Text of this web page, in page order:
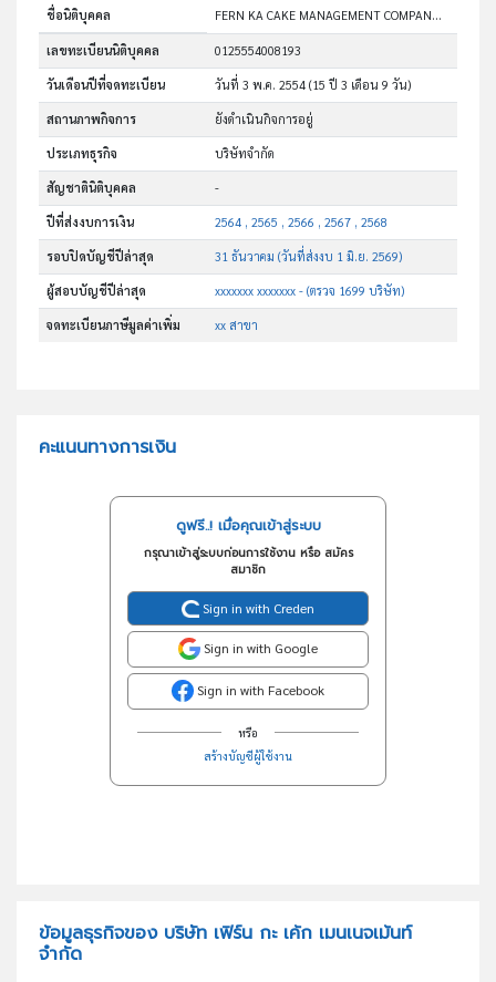
ชื่อนิติบุคคล FERN KA CAKE MANAGEMENT COMPANY LIMITED
เลขทะเบียนนิติบุคคล 0125554008193
วันเดือนปีที่จดทะเบียน วันที่ 3 พ.ค. 2554(15 ปี 3 เดือน 9 วัน)
สถานภาพกิจการ ยังดำเนินกิจการอยู่
ประเภทธุรกิจ บริษัทจำกัด
สัญชาตินิติบุคคล -
ปีที่ส่งงบการเงิน 2564 , 2565 , 2566 , 2567 , 2568
รอบปิดบัญชีปีล่าสุด 31 ธันวาคม (วันที่ส่งงบ 1 มิ.ย. 2569)
ผู้สอบบัญชีปีล่าสุด xxxxxxx xxxxxxx - (ตรวจ 1699 บริษัท)
จดทะเบียนภาษีมูลค่าเพิ่ม xx สาขา
คะแนนทางการเงิน
ดูฟรี..! เมื่อคุณเข้าสู่ระบบ
กรุณาเข้าสู่ระบบก่อนการใช้งาน หรือ สมัคร
สมาชิก
Sign in with Creden
Sign in with Google
Sign in with Facebook
หรือ
สร้างบัญชีผู้ใช้งาน
ข้อมูลธุรกิจของ บริษัท เฟิร์น กะ เค้ก เมนเนจเม้นท์
จำกัด